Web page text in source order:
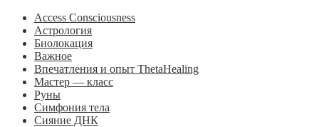
Access Consciousness
Астрология
Биолокация
Важное
Впечатления и опыт ThetaHealing
Мастер — класс
Руны
Симфония тела
Сияние ДНК